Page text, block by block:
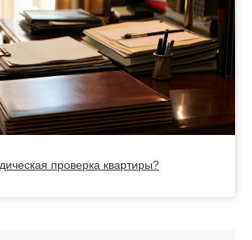
проверка квартиры?